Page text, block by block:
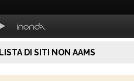
LISTA DI SITI NON AAMS